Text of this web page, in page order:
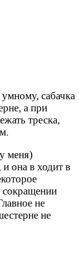
сабачка
а при
треска,
меня)
она в ходит в
сокращении
не
не